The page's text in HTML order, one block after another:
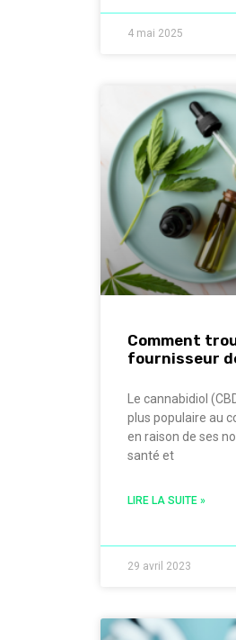
4 mai 2025
Comment
fournisseur
Le cannabidiol
plus populaire au
en raison de ses
santé et
LIRE LA SUITE »
29 avril 2023